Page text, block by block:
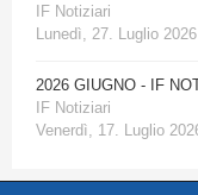
IF Notiziari
Lunedì, 27. Luglio
2026 GIUGNO - IF
IF Notiziari
Venerdì, 17. Luglio